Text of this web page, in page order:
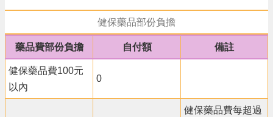
診
資
訊
業
務
健保藥品部份負擔
藥品費部份負擔 自付額 備註
健保藥品費100元
以內
0
健保藥品費每超過